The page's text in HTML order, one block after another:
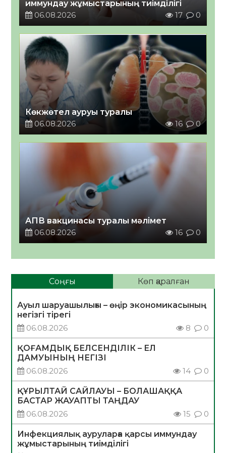
иммундау жұмыстарының тиімділігі
06.08.2026
17 0
Көкжөтел ауруы туралы
06.08.2026
16 0
АПВ вакцинасы туралы мәлімет
06.08.2026
16 0
Соңғы Көп қаралған
Ауыл шаруашылығы – өңір экономикасының
негізгі тірегі
06.08.2026
8 0
ҚОҒАМДЫҚ БЕЛСЕНДІЛІК – ЕЛ
ДАМУЫНЫҢ НЕГІЗІ
06.08.2026
14 0
ҚҰРЫЛТАЙ САЙЛАУЫ – БОЛАШАҚҚА
БАСТАР ЖАУАПТЫ ТАҢДАУ
06.08.2026
15 0
Инфекциялық ауруларға қарсы иммундау
жұмыстарының тиімділігі